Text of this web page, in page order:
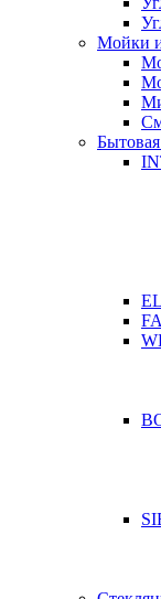
Мойки